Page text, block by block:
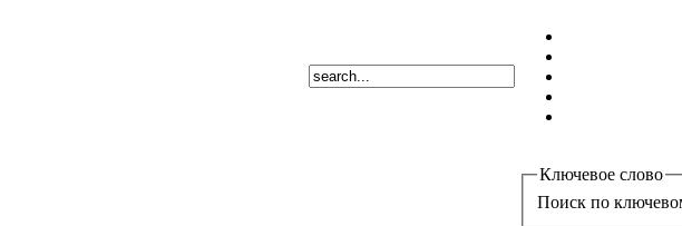
Ключевое слово
Поиск по